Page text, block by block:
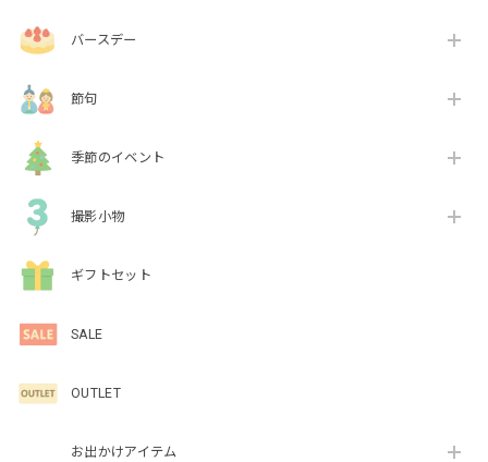
バースデー
節句
季節のイベント
撮影小物
ギフトセット
SALE
OUTLET
お出かけアイテム